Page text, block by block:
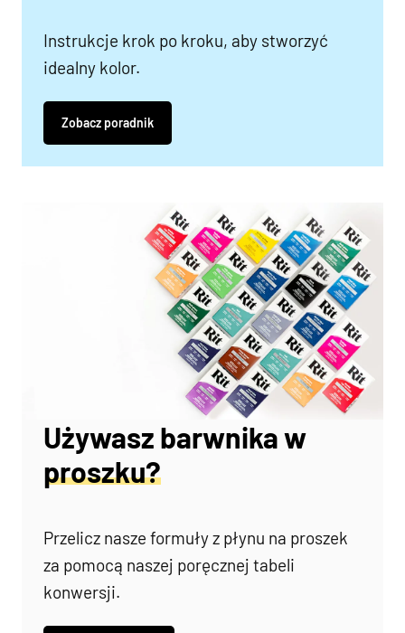
Instrukcje krok po kroku, aby stworzyć
idealny kolor.
Zobacz poradnik
Używasz barwnika w
proszku?
Przelicz nasze formuły z płynu na proszek
za pomocą naszej poręcznej tabeli
konwersji.